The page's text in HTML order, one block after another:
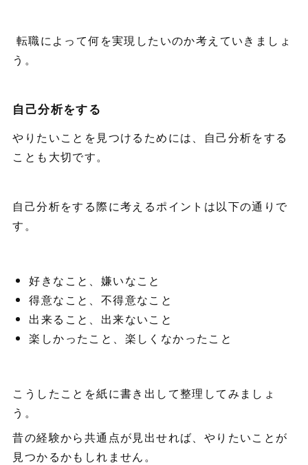
転職によって何を実現したいのか考えていきましょ
う。
自己分析をする
やりたいことを見つけるためには、自己分析をする
ことも大切です。
自己分析をする際に考えるポイントは以下の通りで
す。
好きなこと、嫌いなこと
得意なこと、不得意なこと
出来ること、出来ないこと
楽しかったこと、楽しくなかったこと
こうしたことを紙に書き出して整理してみましょ
う。
昔の経験から共通点が見出せれば、やりたいことが
見つかるかもしれません。